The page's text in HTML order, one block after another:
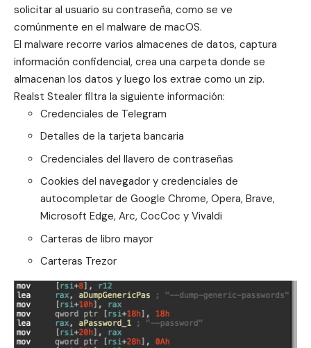
solicitar al usuario su contraseña, como se ve
comúnmente en el malware de macOS.
El malware recorre varios almacenes de datos, captura
información confidencial, crea una carpeta donde se
almacenan los datos y luego los extrae como un zip.
Realst Stealer filtra la siguiente información:
Credenciales de Telegram
Detalles de la tarjeta bancaria
Credenciales del llavero de contraseñas
Cookies del navegador y credenciales de
autocompletar de Google Chrome, Opera, Brave,
Microsoft Edge, Arc, CocCoc y Vivaldi
Carteras de libro mayor
Carteras Trezor